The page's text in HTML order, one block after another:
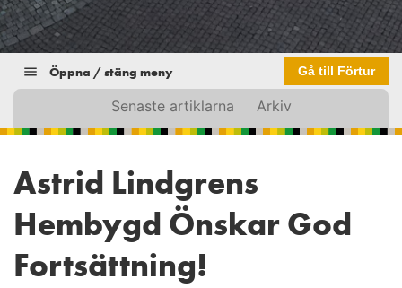
Öppna / stäng meny Gå till Förtur
Senaste artiklarna Arkiv
Astrid Lindgrens
Hembygd Önskar God
Fortsättning!